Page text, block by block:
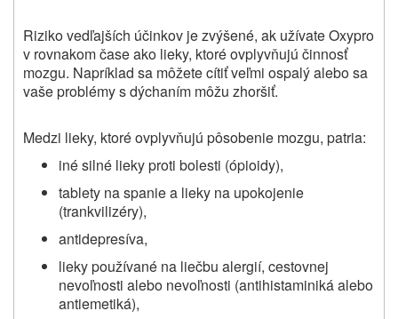
Riziko vedľajších účinkov je zvýšené, ak užívate Oxypro
v rovnakom čase ako lieky, ktoré ovplyvňujú činnosť
mozgu. Napríklad sa môžete cítiť veľmi ospalý alebo sa
vaše problémy s dýchaním môžu zhoršiť.
Medzi lieky, ktoré ovplyvňujú pôsobenie mozgu, patria:
iné silné lieky proti bolesti (ópioidy),
tablety na spanie a lieky na upokojenie
(trankvilizéry),
antidepresíva,
lieky používané na liečbu alergií, cestovnej
nevoľnosti alebo nevoľnosti (antihistaminiká alebo
antiemetiká),